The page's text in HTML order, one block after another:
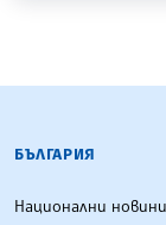
БЪЛГАРИЯ
Национални новини